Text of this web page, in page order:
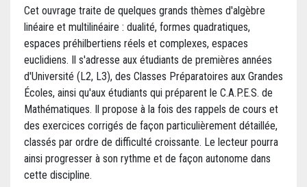
Cet ouvrage traite de quelques grands thèmes d'algèbre
linéaire et multilinéaire : dualité, formes quadratiques,
espaces préhilbertiens réels et complexes, espaces
euclidiens. Il s'adresse aux étudiants de premières années
d'Université (L2, L3), des Classes Préparatoires aux Grandes
Écoles, ainsi qu'aux étudiants qui préparent le C.A.P.E.S. de
Mathématiques. Il propose à la fois des rappels de cours et
des exercices corrigés de façon particulièrement détaillée,
classés par ordre de difficulté croissante. Le lecteur pourra
ainsi progresser à son rythme et de façon autonome dans
cette discipline.